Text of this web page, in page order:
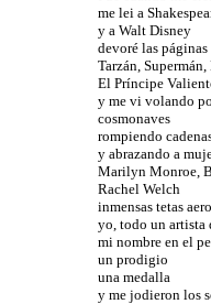
me lei a
y a Walt Disney
devoré las
Tarzán,
El Príncipe
y me vi volando
cosmonaves
rompiendo
y abrazando a
Marilyn Monroe,
Rachel Welch
inmensas tetas
yo, todo un artista
mi nombre en el
un prodigio
una medalla
y me jodieron los